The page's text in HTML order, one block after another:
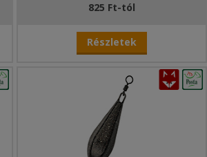
825 Ft-tól
Részletek